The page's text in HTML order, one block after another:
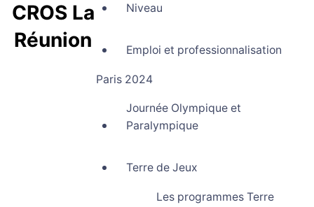
CROS La
Réunion
Niveau
Emploi et professionnalisation
Paris 2024
Journée Olympique et
Paralympique
Terre de Jeux
Les programmes Terre